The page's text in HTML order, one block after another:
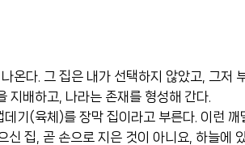
온다. 그 집은 내가 선택하지 않았고, 그저
지배하고, 나라는 존재를 형성해 간다.
기(육체)를 장막 집이라고 부른다. 이런
신 집, 곧 손으로 지은 것이 아니요, 하늘에